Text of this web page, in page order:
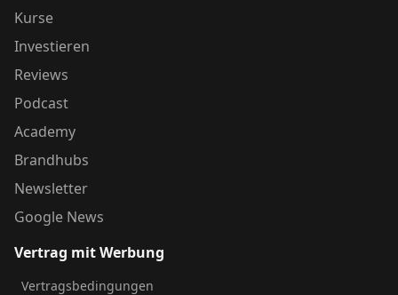
Kurse
Investieren
Reviews
Podcast
Academy
Brandhubs
Newsletter
Google News
Vertrag mit Werbung
Vertragsbedingungen